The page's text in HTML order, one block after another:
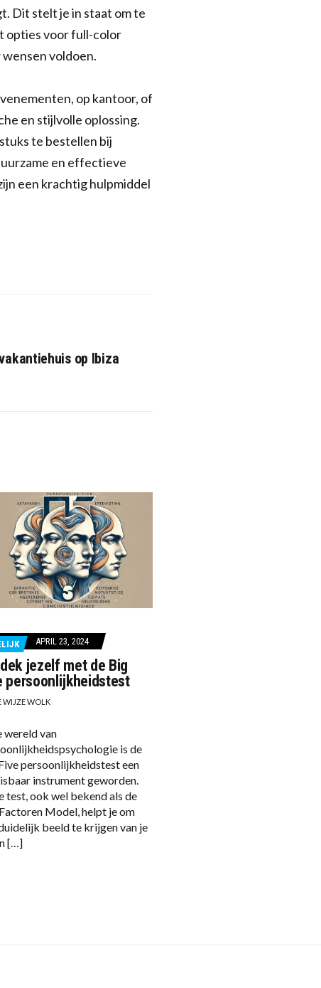
Dit stelt je in staat om te
opties voor full-color
voldoen.
op kantoor, of
en stijlvolle oplossing.
te bestellen bij
en effectieve
een krachtig hulpmiddel
op Ibiza
APRIL 23, 2024
jezelf met de Big
persoonlijkheidstest
WIJZE WOLK
wereld van
is de
persoonlijkheidstest een
instrument geworden.
test, ook wel bekend als de
Model, helpt je om
beeld te krijgen van je
[…]